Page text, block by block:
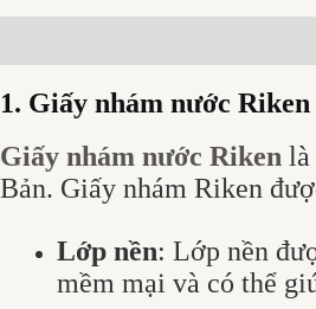
1. Giấy nhám nước
Giấy nhám nước Riken là
Bản. Giấy nhám Riken
Lớp nền: Lớp nền
mềm mại và có thể